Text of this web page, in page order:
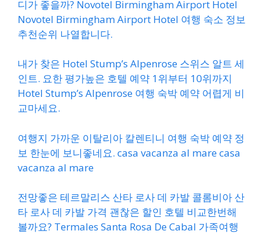
디가 좋을까? Novotel Birmingham Airport Hotel
Novotel Birmingham Airport Hotel 여행 숙소 정보
추천순위 나열합니다.
내가 찾은 Hotel Stump’s Alpenrose 스위스 알트 세
인트. 요한 평가높은 호텔 예약 1위부터 10위까지
Hotel Stump’s Alpenrose 여행 숙박 예약 어렵게 비
교마세요.
여행지 가까운 이탈리아 칼렌티니 여행 숙박 예약 정
보 한눈에 보니좋네요. casa vacanza al mare casa
vacanza al mare
전망좋은 테르말리스 산타 로사 데 카발 콜롬비아 산
타 로사 데 카발 가격 괜찮은 할인 호텔 비교한번해
볼까요? Termales Santa Rosa De Cabal 가족여행